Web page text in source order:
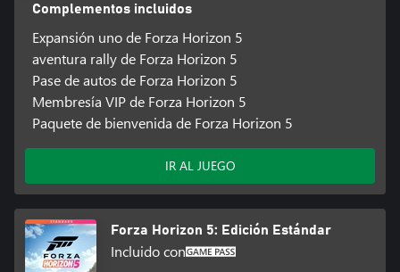
Complementos incluidos
Expansión uno de Forza Horizon 5
aventura rally de Forza Horizon 5
Pase de autos de Forza Horizon 5
Membresía VIP de Forza Horizon 5
Paquete de bienvenida de Forza Horizon 5
IR AL JUEGO
Forza Horizon 5: Edición Estándar
Incluido con